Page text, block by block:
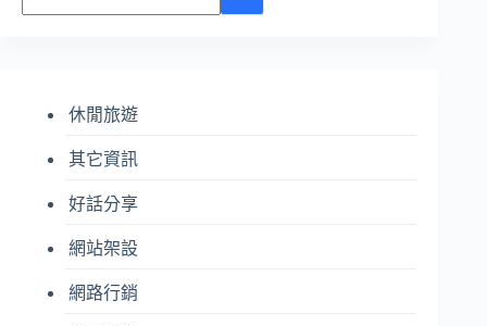
不
休閒旅遊
其它資訊
好話分享
網站架設
網路行銷